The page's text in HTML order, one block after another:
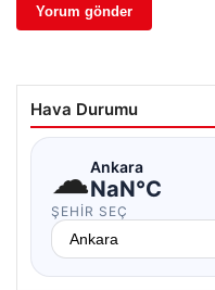
Hava Durumu
☁Ankara
NaN°C
ŞEHIR SEÇ